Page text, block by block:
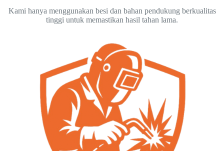
Kami hanya menggunakan besi dan bahan pendukung berkualitas
tinggi untuk memastikan hasil tahan lama.